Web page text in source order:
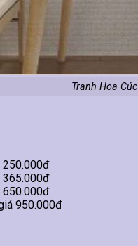
Tranh Hoa
250.000đ
365.000đ
650.000đ
950.000đ